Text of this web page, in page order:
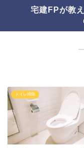
宅建FPが教
トイレ掃除